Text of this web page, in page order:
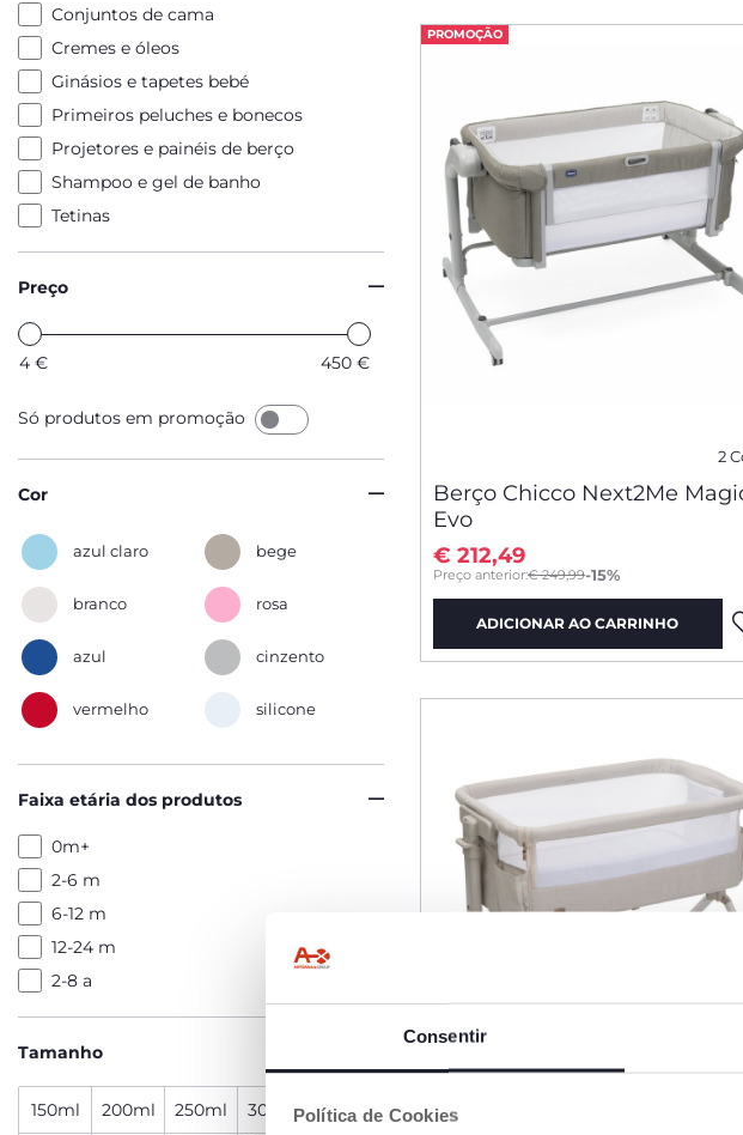
Consentir
Política de Cookies
Conjuntos de cama
Cremes e óleos
Ginásios e tapetes bebé
Primeiros peluches e bonecos
Projetores e painéis de berço
Shampoo e gel de banho
Tetinas
Preço
4 € 450 €
Só produtos em promoção
Cor
azul claro bege
branco rosa
azul cinzento
vermelho silicone
Faixa etária dos produtos
0m+
2-6 m
6-12 m
12-24 m
2-8 a
Tamanho
150ml 200ml 250ml 300ml 3 pcs
PROMOÇÃO
2
Berço Chicco Next2Me
Evo
Preço anterior:€ 249,99-15%
to
€ 212,49
ADICIONAR AO CARRINHO